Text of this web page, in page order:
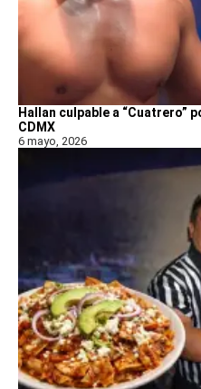
Hallan culpable a “Cuatrero”
CDMX
6 mayo, 2026